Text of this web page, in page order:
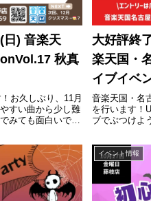
日) 音楽天
秋真
お久しぶり、11月
すい曲から少し難
みても面白いです
大好評終
楽天国・
イブイベ
音楽天国・名
を行います！
ブでぶつけよ
イベント情報